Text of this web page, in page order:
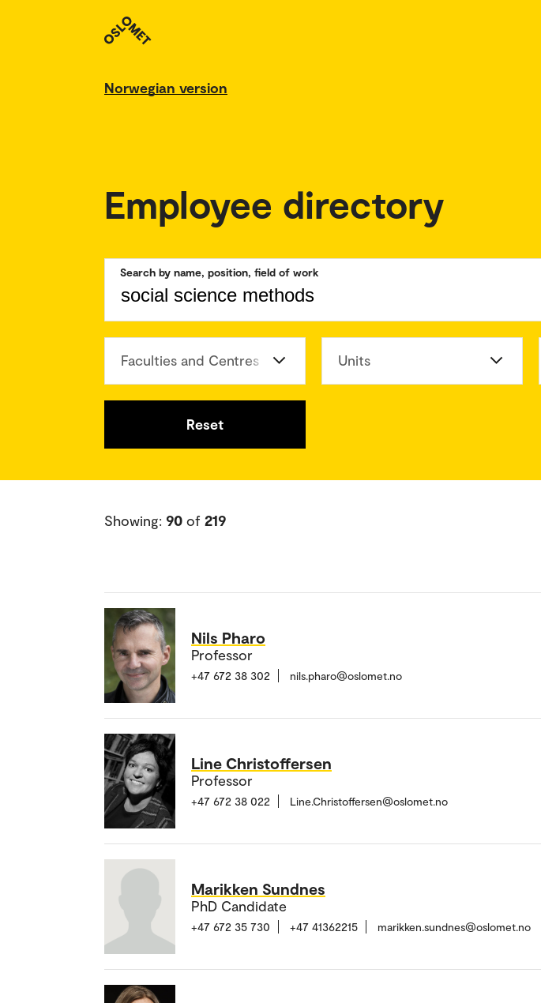
Norwegian version
Employee directory
Search by name, position, field of work
Faculties and Centres Units
Reset
Showing: 90 of 219
Nils Pharo
Professor
+47 672 38 302 nils.pharo@oslomet.no
Line Christoffersen
Professor
+47 672 38 022 Line.Christoffersen@oslomet.no
Marikken Sundnes
PhD Candidate
+47 672 35 730 +47 41362215 marikken.sundnes@oslomet.no